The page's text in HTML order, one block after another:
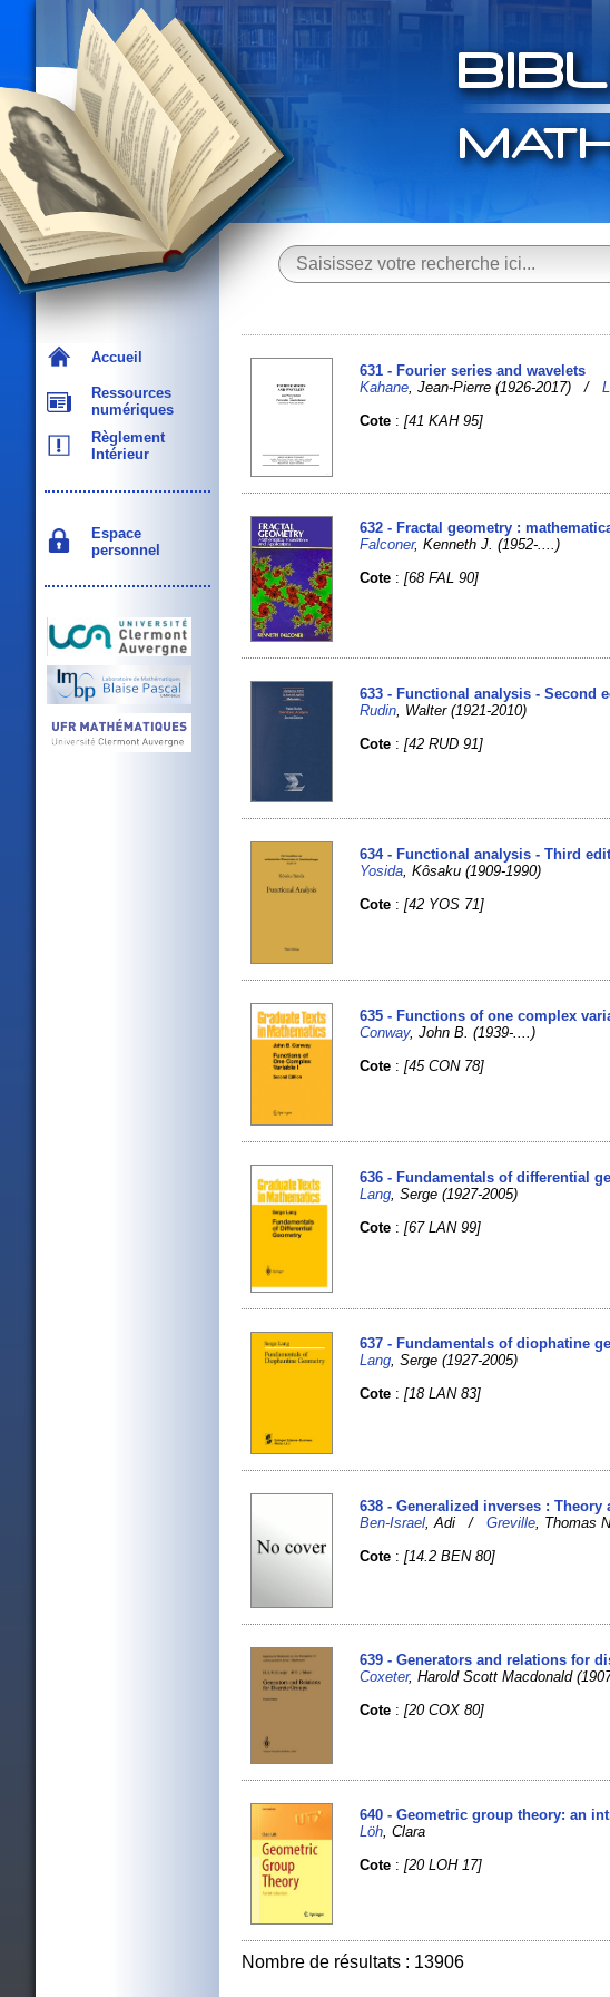
Accueil
Ressources
numériques
Règlement
Intérieur
Espace
personnel
631 - Fourier series and wavelets
Kahane , Jean-Pierre (1926-2017) /
Cote :[41 KAH 95]
632 - Fractal geometry :
Falconer, Kenneth J. (1952-....)
Cote :[68 FAL 90]
633 - Functional analysis - Second
Rudin, Walter (1921-2010)
Cote :[42 RUD 91]
634 - Functional analysis - Third
Yosida , Kôsaku (1909-1990)
Cote :[42 YOS 71]
635 - Functions of one complex
Conway, John B. (1939-....)
Cote :[45 CON 78]
636 - Fundamentals of differential
Lang, Serge (1927-2005)
Cote :[67 LAN 99]
637 - Fundamentals of diophatine
Lang, Serge (1927-2005)
Cote :[18 LAN 83]
638 - Generalized inverses :
Ben-Israel , Adi /Greville , Thomas
Cote :[14.2 BEN 80]
639 - Generators and relations for
Coxeter, Harold Scott Macdonald
Cote :[20 COX 80]
640 - Geometric group theory: an
Löh, Clara
Cote :[20 LOH 17]
Nombre de résultats : 13906